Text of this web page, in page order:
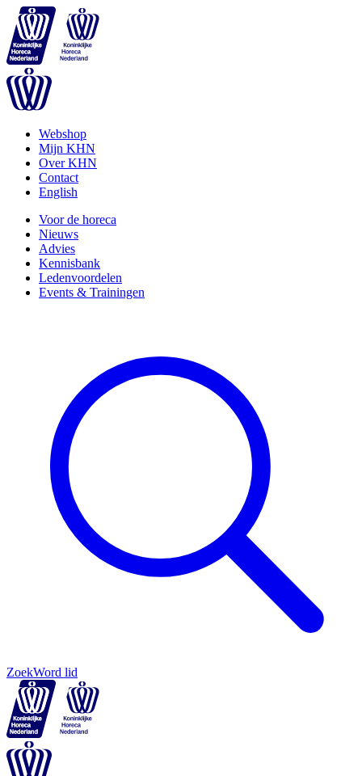
Webshop
Mijn KHN
Over KHN
Contact
English
Voor de horeca
Nieuws
Advies
Kennisbank
Ledenvoordelen
Events & Trainingen
ZoekWord lid